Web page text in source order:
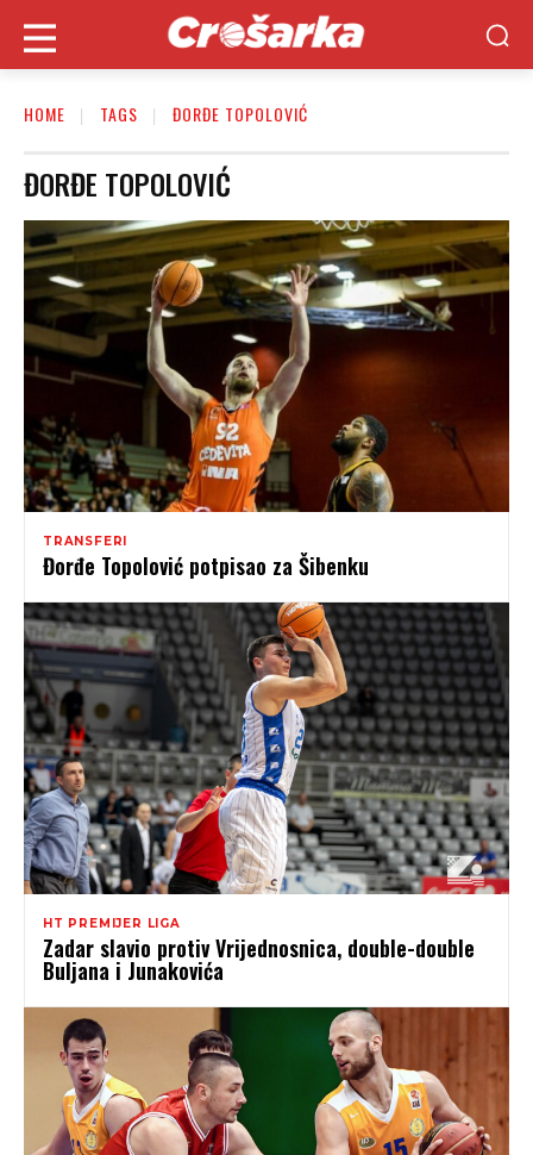
HOME TAGS ĐORĐE TOPOLOVIĆ
ĐORĐE TOPOLOVIĆ
TRANSFERI
Đorđe Topolović potpisao za Šibenku
HT PREMIJER LIGA
Zadar slavio protiv Vrijednosnica, double-double
Buljana i Junakovića